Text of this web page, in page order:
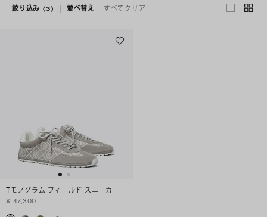
絞り込み (3) | 並べ替え すべてクリア
Tモノグラム フィールド スニーカー
¥ 47,300